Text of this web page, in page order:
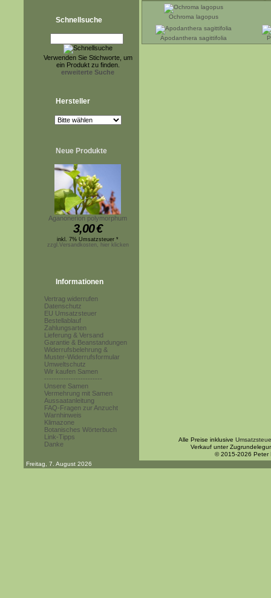
Schnellsuche
Verwenden Sie Stichworte, um
ein Produkt zu finden.
erweiterte Suche
Hersteller
Neue Produkte
Aganonerion polymorphum
3,00€
inkl. 7% Umsatzsteuer *
zzgl.Versandkosten, hier klicken
Informationen
Vertrag widerrufen
Datenschutz
EU Umsatzsteuer
Bestellablauf
Zahlungsarten
Lieferung & Versand
Garantie & Beanstandungen
Widerrufsbelehrung &
Muster-Widerrufsformular
Umweltschutz
Wir kaufen Samen
------------------------
Unsere Samen
Vermehrung mit Samen
Aussaatanleitung
FAQ-Fragen zur Anzucht
Warnhinweis
Klimazone
Botanisches Wörterbuch
Link-Tipps
Danke
Ochroma lagopus
Apodanthera sagittifolia
Alle Preise inklusive
Verkauf unter
© 2015-2026 Peter
Freitag, 7. August 2026